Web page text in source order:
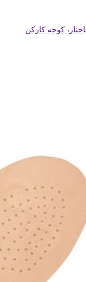
کوچه کارکن